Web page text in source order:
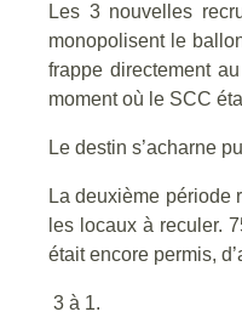
Les 3 nouvelles
monopolisent le
frappe directement
moment où le SCC
Le destin s’acharne
La deuxième période
les locaux à reculer.
était encore permis,
3 à 1.